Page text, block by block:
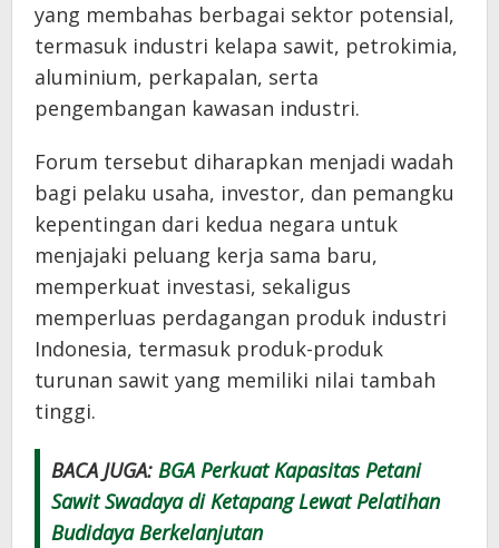
yang membahas berbagai sektor potensial,
termasuk industri kelapa sawit, petrokimia,
aluminium, perkapalan, serta
pengembangan kawasan industri.
Forum tersebut diharapkan menjadi wadah
bagi pelaku usaha, investor, dan pemangku
kepentingan dari kedua negara untuk
menjajaki peluang kerja sama baru,
memperkuat investasi, sekaligus
memperluas perdagangan produk industri
Indonesia, termasuk produk-produk
turunan sawit yang memiliki nilai tambah
tinggi.
BACA JUGA: BGA Perkuat Kapasitas Petani
Sawit Swadaya di Ketapang Lewat Pelatihan
Budidaya Berkelanjutan